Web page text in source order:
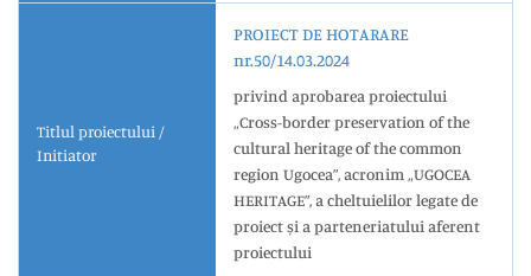
Titlul proiectului /
Initiator
PROIECT DE HOTARARE
nr.50/14.03.2024
privind aprobarea proiectului
„Cross-border preservation of the
cultural heritage of the common
region Ugocea”, acronim „UGOCEA
HERITAGE”, a cheltuielilor legate de
proiect și a parteneriatului aferent
proiectului